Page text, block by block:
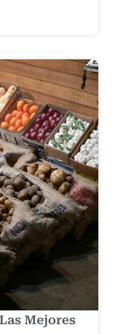
Mejores